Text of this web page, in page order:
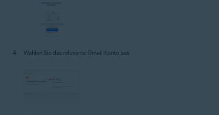
Wählen Sie das relevante Gmail-Konto aus.